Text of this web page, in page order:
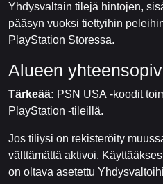
Yhdysvaltain tilejä hintojen,
pääsyn vuoksi tiettyihin
PlayStation Storessa.
Alueen
Tärkeää: PSN USA -koodit
PlayStation -tileillä.
Jos tiliysi on rekisteröity
välttämättä aktivoi.
on oltava asetettu